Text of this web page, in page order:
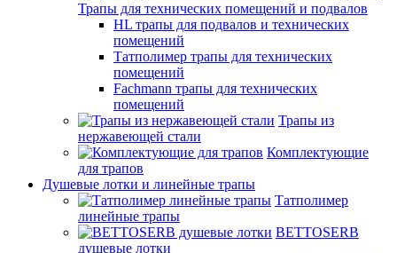
Трапы для технических помещений и подвалов
HL трапы для подвалов и технических
помещений
Татполимер трапы для технических
помещений
Fachmann трапы для технических
помещений
Трапы из
нержавеющей стали
Комплектующие
для трапов
Душевые лотки и линейные трапы
Татполимер
линейные трапы
BETTOSERB
душевые лотки